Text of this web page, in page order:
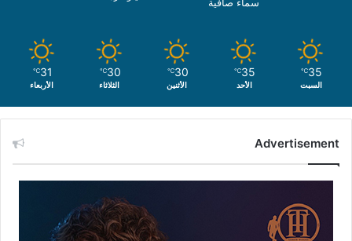
35
℃
السبت
35
℃
الأحد
30
℃
الأثنين
30
℃
الثلاثاء
31
℃
الأربعاء
Advertisement